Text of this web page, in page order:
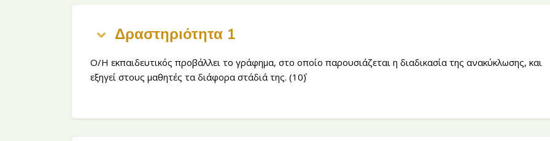
Δραστηριότητα 1
Ο/Η εκπαιδευτικός προβάλλει το γράφημα, στο οποίο παρουσιάζεται η διαδικασία της ανακύκλωσης, και
εξηγεί στους μαθητές τα διάφορα στάδιά της. (10΄)